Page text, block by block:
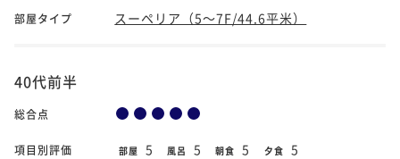
部屋タイプ スーペリア（5～7F/44.6平米）
40代前半
総合点
項目別評価 部屋 5 風呂 5 朝食 5 夕食 5